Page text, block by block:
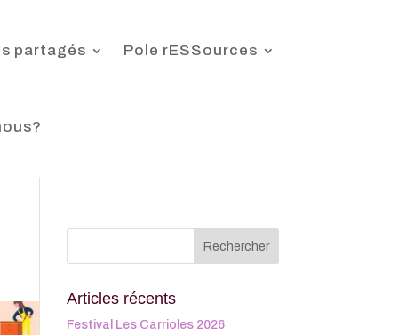
partagés Pole rESSources
Articles récents
Festival Les Carrioles 2026